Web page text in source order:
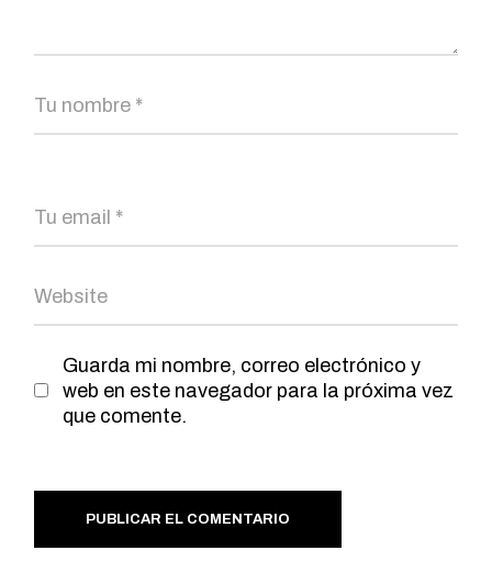
Guarda mi nombre, correo electrónico y
web en este navegador para la próxima vez
que comente.
PUBLICAR EL COMENTARIO